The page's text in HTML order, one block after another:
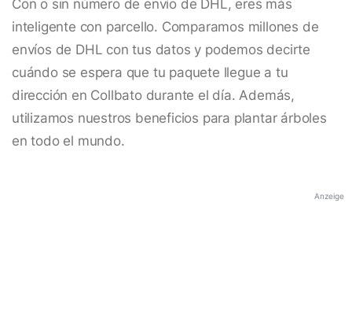
Con o sin número de envío de DHL, eres más
inteligente con parcello. Comparamos millones de
envíos de DHL con tus datos y podemos decirte
cuándo se espera que tu paquete llegue a tu
dirección en Collbato durante el día. Además,
utilizamos nuestros beneficios para plantar árboles
en todo el mundo.
Anzeige